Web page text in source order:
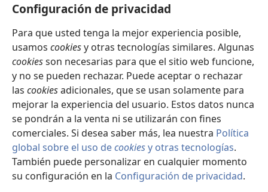
Configuración de privacidad
Para que usted tenga la mejor experiencia posible,
usamos cookiesy otras tecnologías similares. Algunas
cookiesson necesarias para que el sitio web funcione,
y no se pueden rechazar. Puede aceptar o rechazar
las cookiesadicionales, que se usan solamente para
mejorar la experiencia del usuario. Estos datos nunca
se pondrán a la venta ni se utilizarán con fines
comerciales. Si desea saber más, lea nuestra Política
global sobre el uso decookiesy otras tecnologías.
También puede personalizar en cualquier momento
su configuración en la Configuración de privacidad.
nueva BIBLIOTECA EN LÍNEA Watchtower™
una
nueva
ventana)
JW Hub
(abre
una
nueva
ventana)
JW Library
Watchtower Library
Copyright© 2026 Watch Tower Bible and Tract Society of Pennsylvania.
CONDICIONES DE USO|POLÍTICA DE PRIVACIDAD|
CONFIGURACIÓN DE PRIVACIDAD